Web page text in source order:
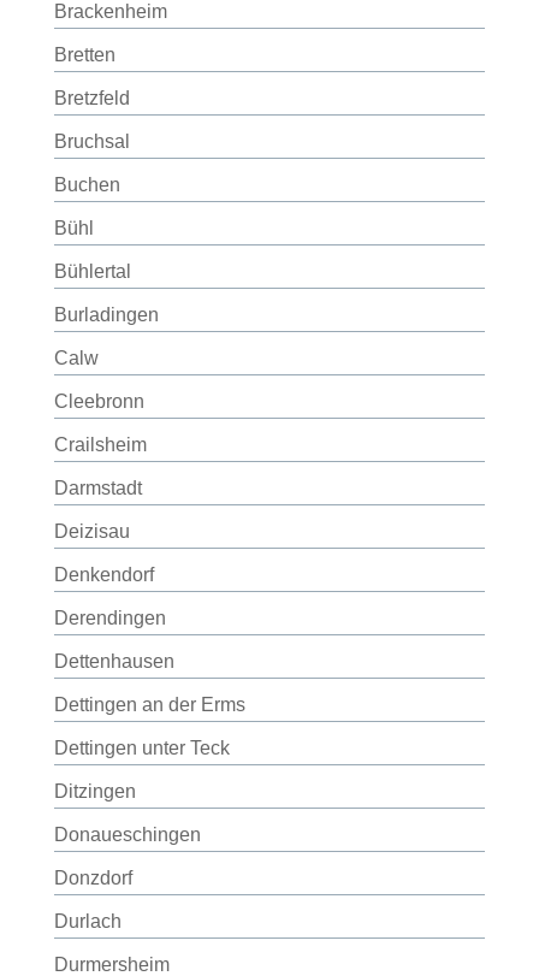
Brackenheim
Bretten
Bretzfeld
Bruchsal
Buchen
Bühl
Bühlertal
Burladingen
Calw
Cleebronn
Crailsheim
Darmstadt
Deizisau
Denkendorf
Derendingen
Dettenhausen
Dettingen an der Erms
Dettingen unter Teck
Ditzingen
Donaueschingen
Donzdorf
Durlach
Durmersheim